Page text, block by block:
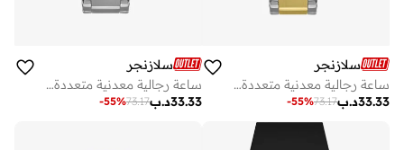
سلازنجر
ساعة رجالية معدنية متعددة الوظائف ٤٤ مم
د.ب33.33
73.17
-55%
سلازنجر
ساعة رجالية معدنية متعددة الوظائف ٤٤ مم
د.ب33.33
73.17
-55%